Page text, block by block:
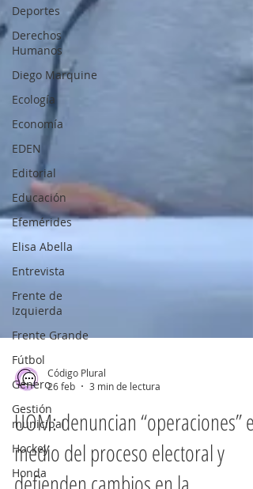
Deportes
Derechos
Humanos
Diego Marquine
Ecología
Economía
EDEN
Editorial
Educación
Efemérides
Elisa Abella
Entrevista
Frente de
Izquierda
Frente Grande
Fútbol
Género
Gestión
municipal
Hockey
Honda
Código Plural
26 feb
3 min de lectura
UOM: denuncian “operaciones” en